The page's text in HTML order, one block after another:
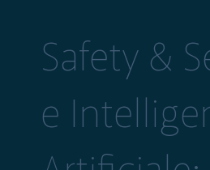
Safety &
e